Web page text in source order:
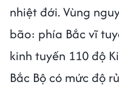
nhiệt đới. Vùng
bão: phía Bắc vĩ
kinh tuyến 110 độ
Bắc Bộ có mức độ